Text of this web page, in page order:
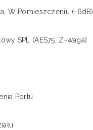
W Pomieszczeniu (-6dB)
SPL (AES75, Z-waga)
Portu